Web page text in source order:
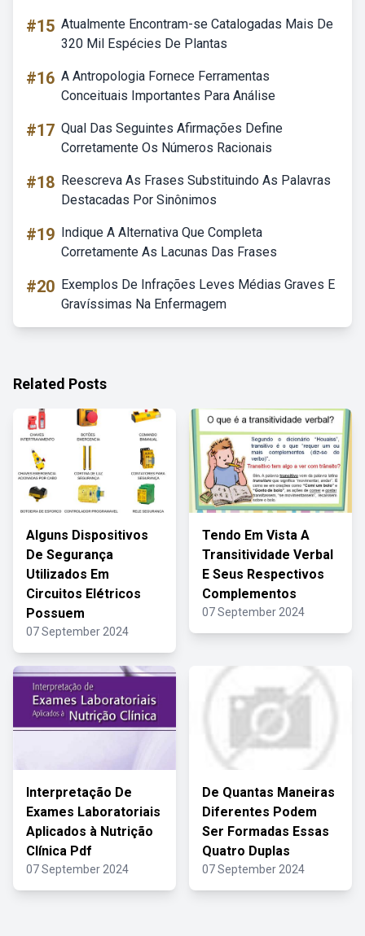
#15 Atualmente Encontram-se Catalogadas Mais De
320 Mil Espécies De Plantas
#16 A Antropologia Fornece Ferramentas
Conceituais Importantes Para Análise
#17 Qual Das Seguintes Afirmações Define
Corretamente Os Números Racionais
#18 Reescreva As Frases Substituindo As Palavras
Destacadas Por Sinônimos
#19 Indique A Alternativa Que Completa
Corretamente As Lacunas Das Frases
#20 Exemplos De Infrações Leves Médias Graves E
Gravíssimas Na Enfermagem
Related Posts
Alguns Dispositivos
De Segurança
Utilizados Em
Circuitos Elétricos
Possuem
07 September 2024
Tendo Em Vista A
Transitividade Verbal
E Seus Respectivos
Complementos
07 September 2024
Interpretação De
Exames Laboratoriais
Aplicados à Nutrição
Clínica Pdf
07 September 2024
De Quantas Maneiras
Diferentes Podem
Ser Formadas Essas
Quatro Duplas
07 September 2024